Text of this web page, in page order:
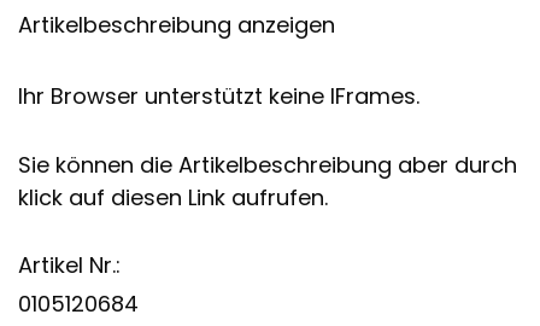
Artikelbeschreibung anzeigen
Ihr Browser unterstützt keine IFrames.
Sie können die Artikelbeschreibung aber durch
klick auf diesen Link aufrufen.
Artikel Nr.:
0105120684